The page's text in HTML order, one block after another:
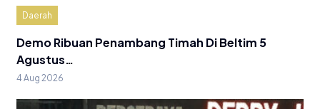
Daerah
Demo Ribuan Penambang Timah Di Beltim 5
Agustus…
4 Aug 2026